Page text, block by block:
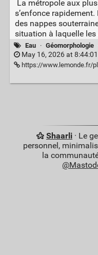
La métropole aux
s’enfonce
des nappes
situation à laquelle les
Eau · Géomorphologie
May 16, 2026 at 8:44:01
https://www.lemonde.fr/planete/article/2026/05/15/mexico-s-affaisse-
Shaarli· Le
personnel,
la